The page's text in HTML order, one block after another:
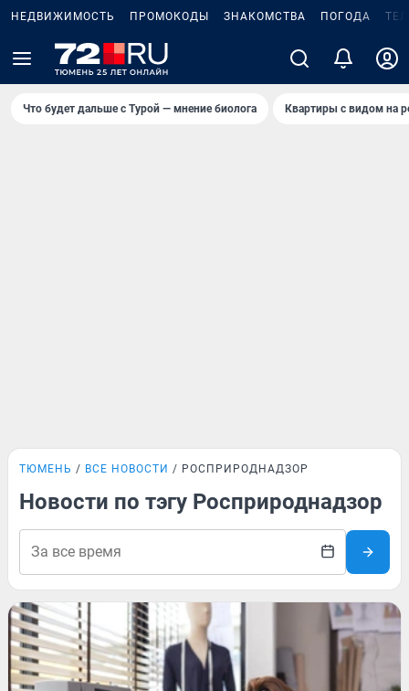
НЕДВИЖИМОСТЬ ПРОМОКОДЫ ЗНАКОМСТВА ПОГОДА
Что будет дальше с Турой — мнение биолога Квартиры с видом на
ТЮМЕНЬ ВСЕ НОВОСТИ РОСПРИРОДНАДЗОР
Новости по тэгу Росприроднадзор